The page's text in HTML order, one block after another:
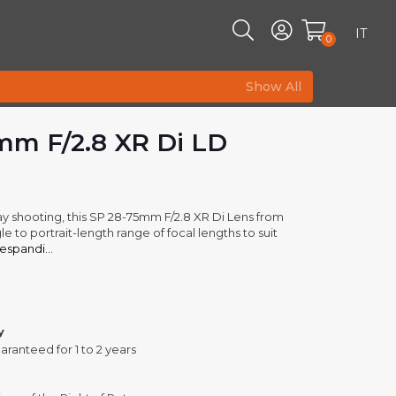
0 IT
Show All
F/2.8 XR Di LD
this SP 28-75mm F/2.8 XR Di Lens from
to portrait-length range of focal lengths to suit
for 1 to 2 years